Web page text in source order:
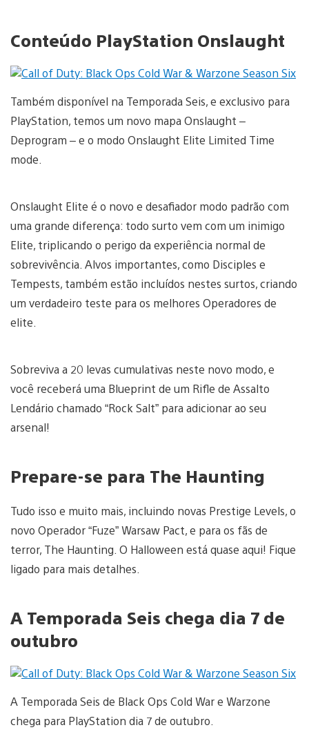
Conteúdo PlayStation Onslaught
Também disponível na Temporada Seis, e exclusivo para
PlayStation, temos um novo mapa Onslaught –
Deprogram – e o modo Onslaught Elite Limited Time
mode.
Onslaught Elite é o novo e desafiador modo padrão com
uma grande diferença: todo surto vem com um inimigo
Elite, triplicando o perigo da experiência normal de
sobrevivência. Alvos importantes, como Disciples e
Tempests, também estão incluídos nestes surtos, criando
um verdadeiro teste para os melhores Operadores de
elite.
Sobreviva a 20 levas cumulativas neste novo modo, e
você receberá uma Blueprint de um Rifle de Assalto
Lendário chamado “Rock Salt” para adicionar ao seu
arsenal!
Prepare-se para The Haunting
Tudo isso e muito mais, incluindo novas Prestige Levels, o
novo Operador “Fuze” Warsaw Pact, e para os fãs de
terror, The Haunting. O Halloween está quase aqui! Fique
ligado para mais detalhes.
A Temporada Seis chega dia 7 de
outubro
A Temporada Seis de Black Ops Cold War e Warzone
chega para PlayStation dia 7 de outubro.